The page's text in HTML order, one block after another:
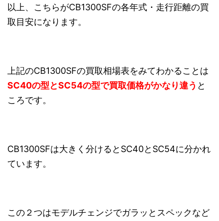
以上、こちらがCB1300SFの各年式・走行距離の買
取目安になります。
上記のCB1300SFの買取相場表をみてわかることは
SC40の型とSC54の型で買取価格がかなり違う と
ころです。
CB1300SFは大きく分けるとSC40とSC54に分かれ
ています。
この２つはモデルチェンジでガラッとスペックなど